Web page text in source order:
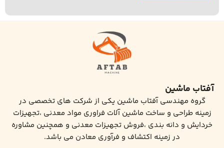
آفتاب ماشین
گروه مهندسی آفتاب ماشین یکی از شرکت های تخصصی در
زمینه طراحی و ساخت ماشین آلات فراوری مواد معدنی ،تجهیزات
خردایش و دانه بندی ،فروش تجهیزات معدنی و همچنین مشاوره
در زمینه اکتشاف و فرآوری معادن می باشد.